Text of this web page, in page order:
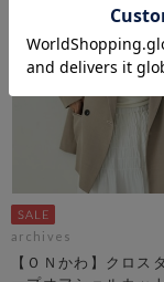
archives
【ＯＮかわ】クロス